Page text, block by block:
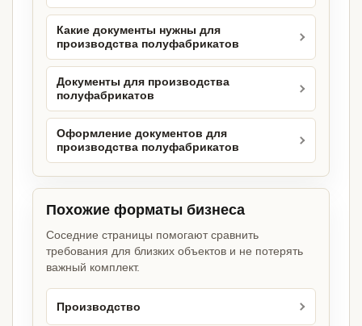
Какие документы нужны для
производства полуфабрикатов
Документы для производства
полуфабрикатов
Оформление документов для
производства полуфабрикатов
Похожие форматы бизнеса
Соседние страницы помогают сравнить
требования для близких объектов и не потерять
важный комплект.
Производство